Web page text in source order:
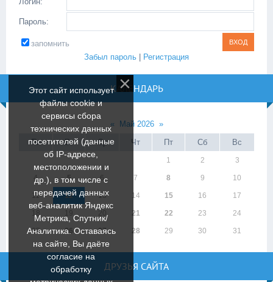
Пароль:
запомнить
Забыл пароль
Регистрация
КАЛЕНДАРЬ
« Май 2026 »
Пн
Вт Ср Чт Пт Сб Вс
1 2 3
4 5 6 7 8 9 10
11 12 13 14 15 16 17
18 21 22 23 24
25 26 27 28 29 30 31
ДРУЗЬЯ САЙТА
Этот сайт использует
файлы cookie и
сервисы сбора
технических данных
посетителей (данные
об IP-адресе,
местоположении и
др.), в том числе с
передачей данных
веб-аналитик Яндекс
Метрика, Спутник/
Аналитика. Оставаясь
на сайте, Вы даёте
согласие на
обработку